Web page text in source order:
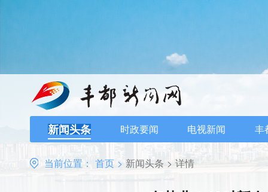
新闻头条 时政要闻 电视新闻 丰
当前位置： 首页 > 新闻头条 > 详情